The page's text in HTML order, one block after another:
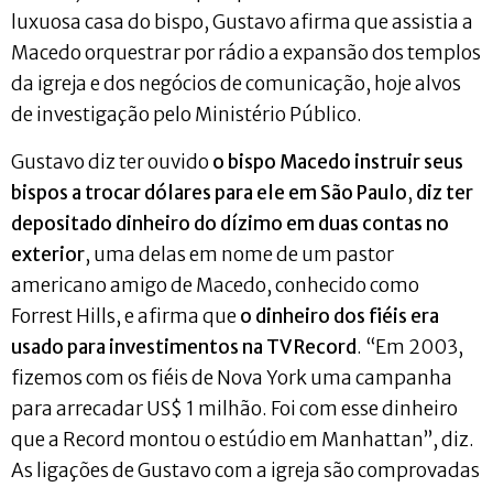
luxuosa casa do bispo, Gustavo afirma que assistia a
Macedo orquestrar por rádio a expansão dos templos
da igreja e dos negócios de comunicação, hoje alvos
de investigação pelo Ministério Público.
Gustavo diz ter ouvido o bispo Macedo instruir seus
bispos a trocar dólares para ele em São Paulo, diz ter
depositado dinheiro do dízimo em duas contas no
exterior, uma delas em nome de um pastor
americano amigo de Macedo, conhecido como
Forrest Hills, e afirma queo dinheiro dos fiéis era
usado para investimentos na TV Record. “Em 2003,
fizemos com os fiéis de Nova York uma campanha
para arrecadar US$ 1 milhão. Foi com esse dinheiro
que a Record montou o estúdio em Manhattan”, diz.
As ligações de Gustavo com a igreja são comprovadas